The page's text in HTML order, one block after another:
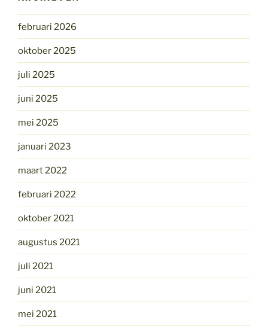
februari 2026
oktober 2025
juli 2025
juni 2025
mei 2025
januari 2023
maart 2022
februari 2022
oktober 2021
augustus 2021
juli 2021
juni 2021
mei 2021